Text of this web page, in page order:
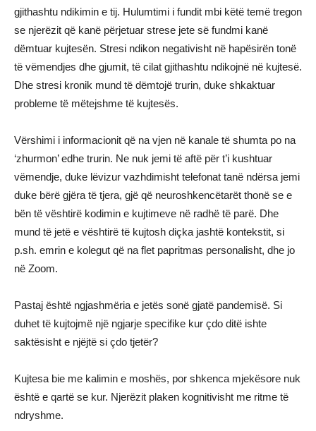
gjithashtu ndikimin e tij. Hulumtimi i fundit mbi këtë temë tregon
se njerëzit që kanë përjetuar strese jete së fundmi kanë
dëmtuar kujtesën. Stresi ndikon negativisht në hapësirën tonë
të vëmendjes dhe gjumit, të cilat gjithashtu ndikojnë në kujtesë.
Dhe stresi kronik mund të dëmtojë trurin, duke shkaktuar
probleme të mëtejshme të kujtesës.
Vërshimi i informacionit që na vjen në kanale të shumta po na
‘zhurmon’ edhe trurin. Ne nuk jemi të aftë për t’i kushtuar
vëmendje, duke lëvizur vazhdimisht telefonat tanë ndërsa jemi
duke bërë gjëra të tjera, gjë që neuroshkencëtarët thonë se e
bën të vështirë kodimin e kujtimeve në radhë të parë. Dhe
mund të jetë e vështirë të kujtosh diçka jashtë kontekstit, si
p.sh. emrin e kolegut që na flet papritmas personalisht, dhe jo
në Zoom.
Pastaj është ngjashmëria e jetës sonë gjatë pandemisë. Si
duhet të kujtojmë një ngjarje specifike kur çdo ditë ishte
saktësisht e njëjtë si çdo tjetër?
Kujtesa bie me kalimin e moshës, por shkenca mjekësore nuk
është e qartë se kur. Njerëzit plaken kognitivisht me ritme të
ndryshme.